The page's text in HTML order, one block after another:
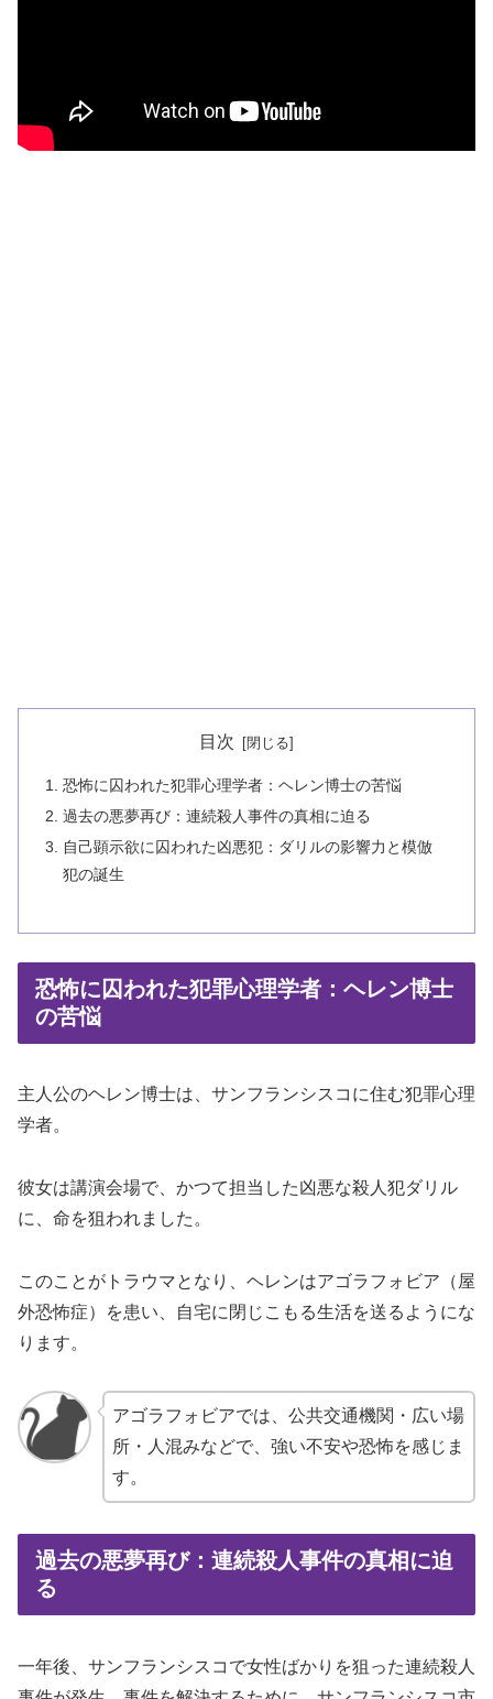
目次
恐怖に囚われた犯罪心理学者：ヘレン博士の苦悩
過去の悪夢再び：連続殺人事件の真相に迫る
自己顕示欲に囚われた凶悪犯：ダリルの影響力と模倣
犯の誕生
恐怖に囚われた犯罪心理学者：ヘレン博士
の苦悩
主人公のヘレン博士は、サンフランシスコに住む犯罪心理
学者。
彼女は講演会場で、かつて担当した凶悪な殺人犯ダリル
に、命を狙われました。
このことがトラウマとなり、ヘレンはアゴラフォビア（屋
外恐怖症）を患い、自宅に閉じこもる生活を送るようにな
ります。
アゴラフォビアでは、公共交通機関・広い場
所・人混みなどで、強い不安や恐怖を感じま
す。
過去の悪夢再び：連続殺人事件の真相に迫
る
一年後、サンフランシスコで女性ばかりを狙った連続殺人